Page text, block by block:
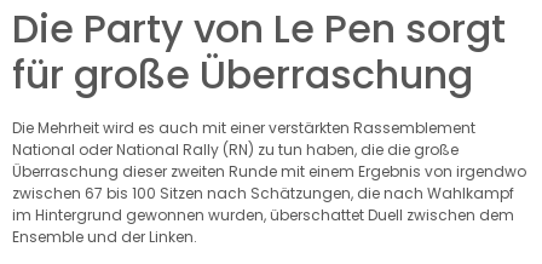
Die Party von Le Pen sorgt
für große Überraschung
Die Mehrheit wird es auch mit einer verstärkten Rassemblement
National oder National Rally (RN) zu tun haben, die die große
Überraschung dieser zweiten Runde mit einem Ergebnis von irgendwo
zwischen 67 bis 100 Sitzen nach Schätzungen, die nach Wahlkampf
im Hintergrund gewonnen wurden, überschattet Duell zwischen dem
Ensemble und der Linken.